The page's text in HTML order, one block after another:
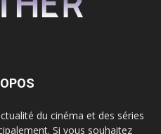
du cinéma et des séries
Si vous souhaitez